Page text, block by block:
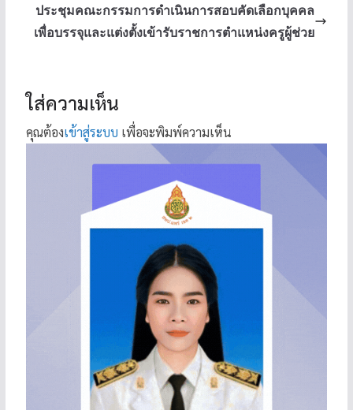
ประชุมคณะกรรมการดำเนินการสอบคัดเลือกบุคคล
เพื่อบรรจุและแต่งตั้งเข้ารับราชการตำแหน่งครูผู้ช่วย
ใส่ความเห็น
คุณต้องเข้าสู่ระบบ เพื่อจะพิมพ์ความเห็น